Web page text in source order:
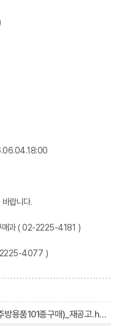
랍니다.
과 (02-2225-4181 )
4077 )
1.입찰공고문(2026년중앙보훈병원주방용품101종구매)_재공고.hwp